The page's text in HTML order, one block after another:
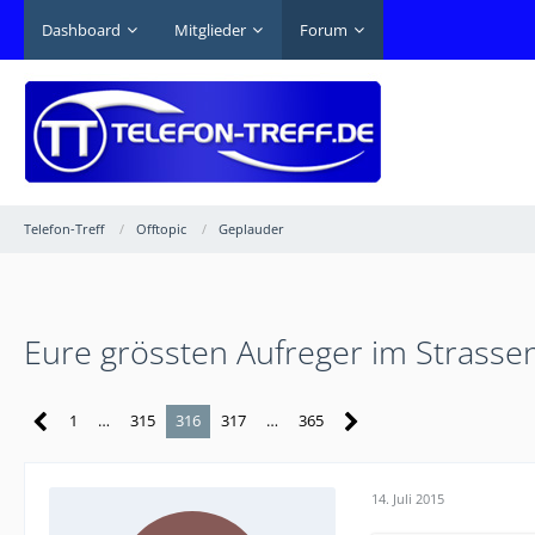
Dashboard Mitglieder Forum
Telefon-Treff Offtopic Geplauder
Eure grössten Aufreger im
1 … 315 316 317 … 365
14. Juli 2015